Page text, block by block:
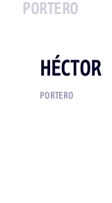
PORTERO
HÉCTOR
PORTERO